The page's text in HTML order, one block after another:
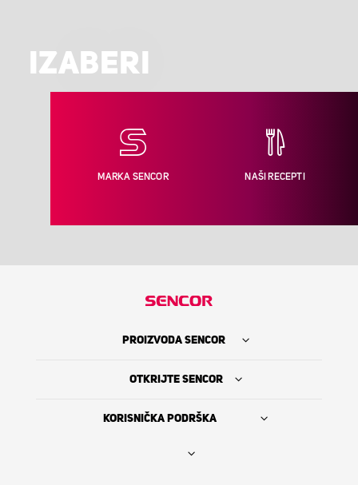
IZABERI
MARKA SENCOR NAŠI RECEPTI
PROIZVODA SENCOR
OTKRIJTE SENCOR
KORISNIČKA PODRŠKA